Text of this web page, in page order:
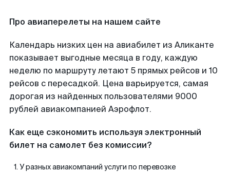
Про авиаперелеты на нашем сайте
Календарь низких цен на авиабилет из Аликанте
показывает выгодные месяца в году, каждую
неделю по маршруту летают 5 прямых рейсов и 10
рейсов с пересадкой. Цена варьируется, самая
дорогая из найденных пользователями 9000
рублей авиакомпанией Аэрофлот.
Как еще сэкономить используя электронный
билет на самолет без комиссии?
У разных авиакомпаний услуги по перевозке